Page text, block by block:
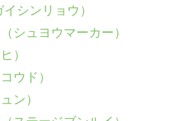
シンリョウ）
シュヨウマーカー）
）
ウド）
ン）